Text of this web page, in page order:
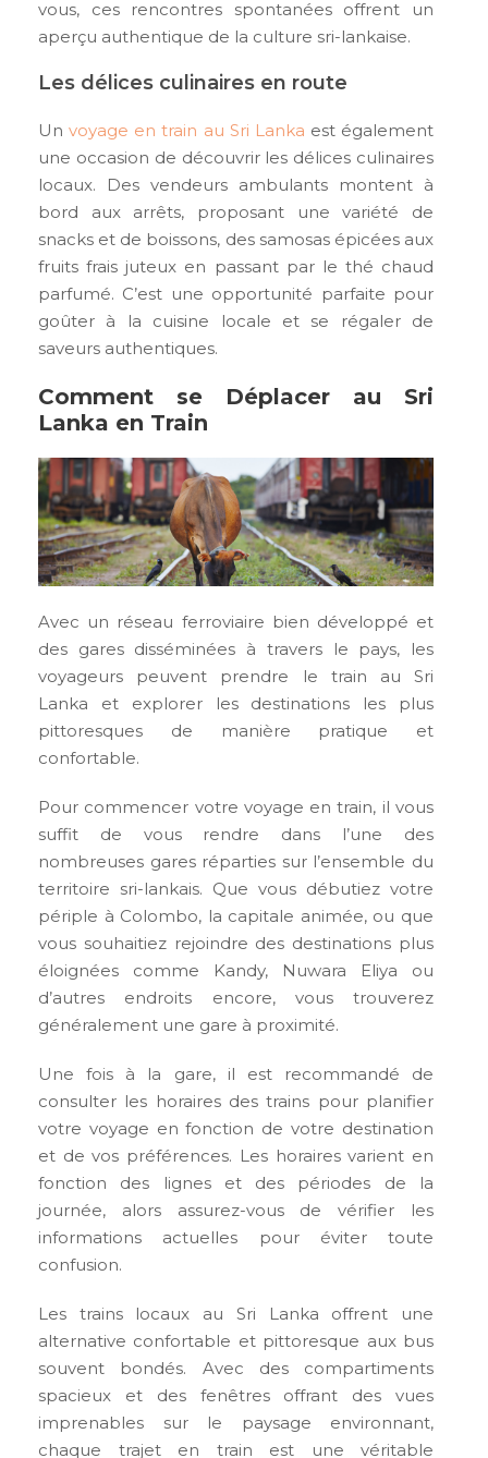
vous, ces rencontres spontanées offrent un
aperçu authentique de la culture sri-lankaise.
Les délices culinaires en route
Unvoyage en train au Sri Lanka est également
une occasion de découvrir les délices culinaires
locaux. Des vendeurs ambulants montent à
bord aux arrêts, proposant une variété de
snacks et de boissons, des samosas épicées aux
fruits frais juteux en passant par le thé chaud
parfumé. C’est une opportunité parfaite pour
goûter à la cuisine locale et se régaler de
saveurs authentiques.
Comment se Déplacer au Sri
Lanka en Train
Avec un réseau ferroviaire bien développé et
des gares disséminées à travers le pays, les
voyageurs peuvent prendre le train au Sri
Lanka et explorer les destinations les plus
pittoresques de manière pratique et
confortable.
Pour commencer votre voyage en train, il vous
suffit de vous rendre dans l’une des
nombreuses gares réparties sur l’ensemble du
territoire sri-lankais. Que vous débutiez votre
périple à Colombo, la capitale animée, ou que
vous souhaitiez rejoindre des destinations plus
éloignées comme Kandy, Nuwara Eliya ou
d’autres endroits encore, vous trouverez
généralement une gare à proximité.
Une fois à la gare, il est recommandé de
consulter les horaires des trains pour planifier
votre voyage en fonction de votre destination
et de vos préférences. Les horaires varient en
fonction des lignes et des périodes de la
journée, alors assurez-vous de vérifier les
informations actuelles pour éviter toute
confusion.
Les trains locaux au Sri Lanka offrent une
alternative confortable et pittoresque aux bus
souvent bondés. Avec des compartiments
spacieux et des fenêtres offrant des vues
imprenables sur le paysage environnant,
chaque trajet en train est une véritable